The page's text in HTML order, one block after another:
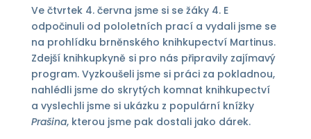
Ve čtvrtek 4. června jsme si se žáky 4. E
odpočinuli od pololetních prací a vydali jsme se
na prohlídku brněnského knihkupectví Martinus.
Zdejší knihkupkyně si pro nás připravily zajímavý
program. Vyzkoušeli jsme si práci za pokladnou,
nahlédli jsme do skrytých komnat knihkupectví
a vyslechli jsme si ukázku z populární knížky
Prašina, kterou jsme pak dostali jako dárek.